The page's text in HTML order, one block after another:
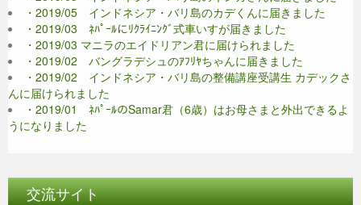
・2019/05 インドネシア・バリ島のカデくんに届きました
・2019/03 ﾈﾊﾟｰﾙにﾘｸﾗｲﾆﾝｸﾞ式車いすが届きました
・2019/03 マニラのエイドリアン君に届けられました
・2019/02 バングラデシュのｱﾌﾘﾔちゃんに届きました
・2019/02 インドネシア・バリ島の整備講座受講生 カデックさ
んに届けられました
・2019/01 ﾈﾊﾟｰﾙのSamar君（6歳）はお母さまと外出できるよ
うになりました
交流サイト